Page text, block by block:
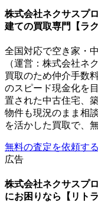
株式会社ネクサスプ
建ての買取専門【ラク
全国対応で空き家・
（運営：株式会社ネ
買取のため仲介手数
のスピード現金化を
置された中古住宅、
物件も現況のまま相
を活かした買取で、
無料の査定を依頼する
広告
株式会社ネクサスプ
にお困りなら【リトラ